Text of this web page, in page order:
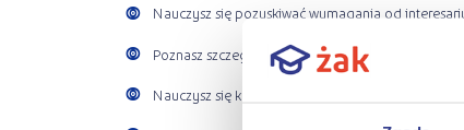
Nauczysz się pozyskiwać wymagania od
Poznasz szczegółową pracę z dokumentacją w
Nauczysz się korzystać z narzędzi ułatwiających